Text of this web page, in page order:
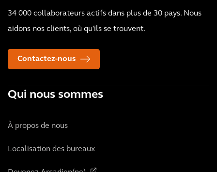
34 000 collaborateurs actifs dans plus de 30 pays. Nous
aidons nos clients, où qu'ils se trouvent.
Contactez-nous
Qui nous sommes
À propos de nous
Localisation des bureaux